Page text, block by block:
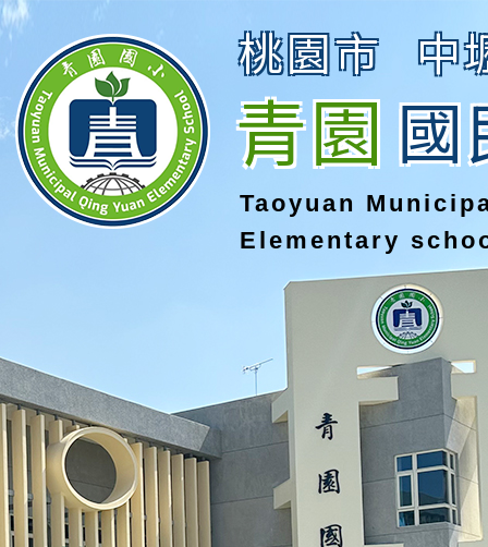
桃園市 中
青園國
Taoyuan
Elementary